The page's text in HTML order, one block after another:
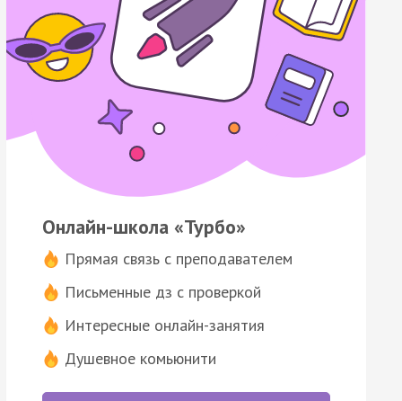
Онлайн-школа «Турбо»
Прямая связь с преподавателем
Письменные дз с проверкой
Интересные онлайн-занятия
Душевное комьюнити